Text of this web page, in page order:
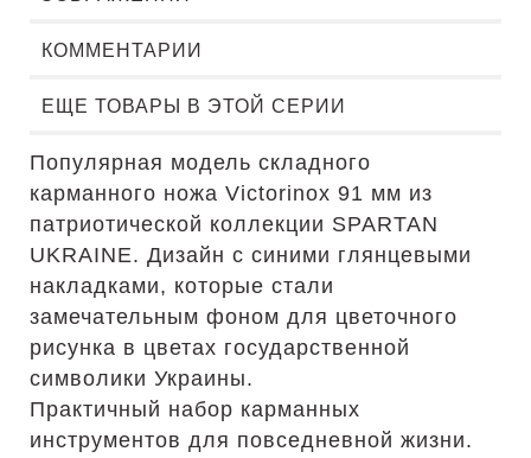
КОММЕНТАРИИ
ЕЩЕ ТОВАРЫ В ЭТОЙ СЕРИИ
Популярная модель складного
карманного ножа Victorinox 91 мм из
патриотической коллекции SPARTAN
UKRAINE. Дизайн с синими глянцевыми
накладками, которые стали
замечательным фоном для цветочного
рисунка в цветах государственной
символики Украины.
Практичный набор карманных
инструментов для повседневной жизни.